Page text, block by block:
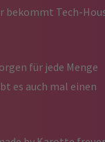
bekommt Tech-
für jede Menge
es auch mal einen